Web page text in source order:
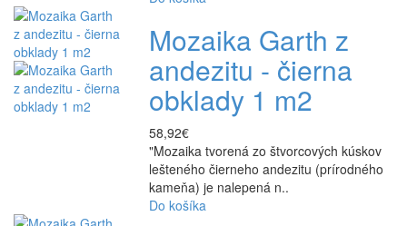
Mozaika Garth z
andezitu - čierna
obklady 1 m2
58,92€
"Mozaika tvorená zo štvorcových kúskov
lešteného čierneho andezitu (prírodného
kameňa) je nalepená n..
Do košíka